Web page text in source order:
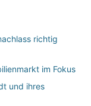
richtig
im Fokus
und ihres